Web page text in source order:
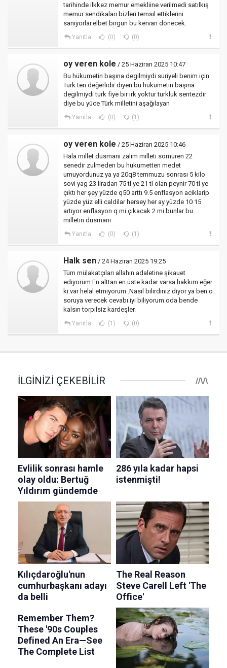
tarihinde ilkkez memur emekliine verilmedi satılkış
memur sendikaları bizleri temsil ettiklerini
sanıyorlar.elbet birgün bu kervan dönecek.
Yanıtla (0) (0)
oy veren kole / 25 Haziran 2025 10:47
Bu hükumetin başına degilmiydi suriyeli benim için
Türk ten değerlidir diyen bu hükumetin başına
degilmiydi turk fiye bir ırk yoktur turkluk sentezdir
diye bu yüce Türk milletini aşağılayan
Yanıtla (0) (1)
oy veren kole / 25 Haziran 2025 10:46
Hala millet dusmani zalim milleti sömüren 22
senedir zulmeden bu hukumetten medet
umuyordunuz ya ya 20q8 temmuzu sonrası 5 kilo
sovi yag 23 liradan 75 tl ye 21 tl olan peynir 70 tl ye
çıktı her şey yüzde q50 arttı 9.5 enflasyon aciklarip
yüzde yüz elli caldilar hersey her ay yüzde 10 15
artıyor enflasyon q mi çıkacak 2 mi bunlar bu
milletin dusmani
Yanıtla (0) (1)
Halk sen / 24 Haziran 2025 19:25
Tüm mülakatçıları allahın adaletine şikauet
ediyorum.En alttan en üste kadar varsa hakkım eğer
ki var helal etmiyorum .Nasıl bilirdiniz diyor ya ben o
soruya verecek cevabı iyi biliyorum oda bende
kalsın torpilsiz kardeşler.
Yanıtla (1) (0)